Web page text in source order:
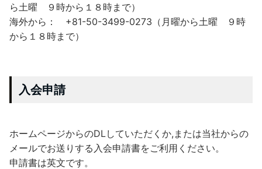
ら土曜 ９時から１８時まで）
海外から： +81-50-3499-0273（月曜から土曜 ９時
から１８時まで）
入会申請
ホームページからのDLしていただくか,または当社からの
メールでお送りする入会申請書をご利用ください。
申請書は英文です。